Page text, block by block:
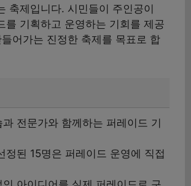
축제입니다. 시민들이 주인공이
를 기획하고 운영하는 기회를 제공
어가는 진정한 축제를 목표로 합
과 전문가와 함께하는 퍼레이드 기
정된 15명은 퍼레이드 운영에 직접